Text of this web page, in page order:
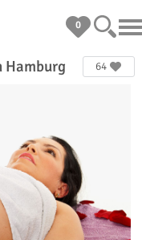
0
Hamburg 64